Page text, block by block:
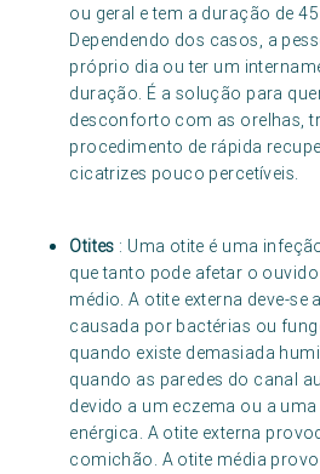
ou geral e tem a duração de
Dependendo dos casos, a
próprio dia ou ter um
duração. É a solução para
desconforto com as orelhas,
procedimento de rápida
cicatrizes pouco percetíveis.
Otites : Uma otite é uma
que tanto pode afetar o
médio. A otite externa deve-se
causada por bactérias ou
quando existe demasiada
quando as paredes do canal
devido a um eczema ou a
enérgica. A otite externa
comichão. A otite média